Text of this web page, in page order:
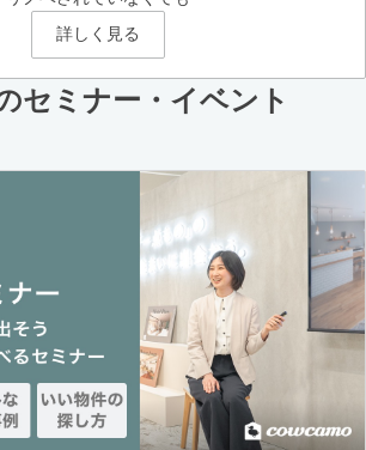
詳しく見る
セミナー・イベント